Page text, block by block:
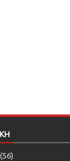
(56)